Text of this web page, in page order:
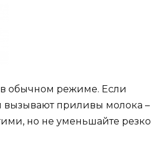
в обычном режиме. Если
вызывают приливы молока –
но не уменьшайте резко